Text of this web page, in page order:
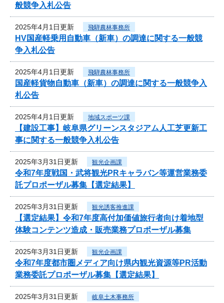
般競争入札公告
2025年4月1日更新 飛騨農林事務所
HV国産軽乗用自動車（新車）の調達に関する一般競
争入札公告
2025年4月1日更新 飛騨農林事務所
国産軽貨物自動車（新車）の調達に関する一般競争入
札公告
2025年4月1日更新 地域スポーツ課
【建設工事】岐阜県グリーンスタジアム人工芝更新工
事に関する一般競争入札公告
2025年3月31日更新 観光企画課
令和7年度戦国・武将観光PRキャラバン等運営業務委
託プロポーザル募集【選定結果】
2025年3月31日更新 観光誘客推進課
【選定結果】令和7年度高付加価値旅行者向け着地型
体験コンテンツ造成・販売業務プロポーザル募集
2025年3月31日更新 観光企画課
令和7年度都市圏メディア向け県内観光資源等PR活動
業務委託プロポーザル募集【選定結果】
2025年3月31日更新 岐阜土木事務所